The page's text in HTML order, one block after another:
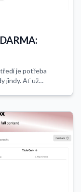
je potřeba
jindy. Ať už